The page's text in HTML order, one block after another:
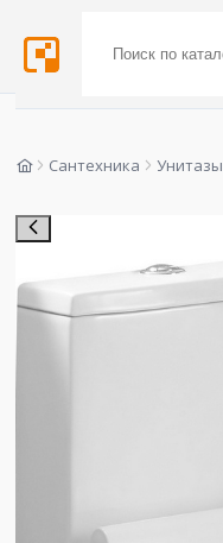
Сантехника Унитазы